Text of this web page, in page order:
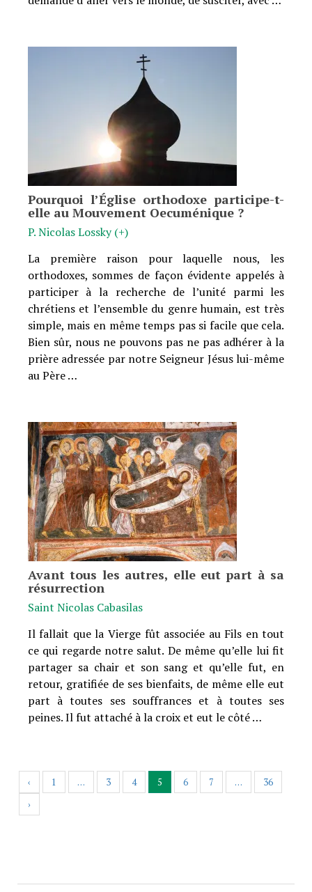
Pourquoi l’Église orthodoxe participe-t-
elle au Mouvement Oecuménique ?
P. Nicolas Lossky (+)
La première raison pour laquelle nous, les
orthodoxes, sommes de façon évidente appelés à
participer à la recherche de l’unité parmi les
chrétiens et l’ensemble du genre humain, est très
simple, mais en même temps pas si facile que cela.
Bien sûr, nous ne pouvons pas ne pas adhérer à la
prière adressée par notre Seigneur Jésus lui-même
au Père …
Avant tous les autres, elle eut part à sa
résurrection
Saint Nicolas Cabasilas
Il fallait que la Vierge fût associée au Fils en tout
ce qui regarde notre salut. De même qu’elle lui fit
partager sa chair et son sang et qu’elle fut, en
retour, gratifiée de ses bienfaits, de même elle eut
part à toutes ses souffrances et à toutes ses
peines. Il fut attaché à la croix et eut le côté …
‹ 1 … 3 4 5 6 7 …
36
›